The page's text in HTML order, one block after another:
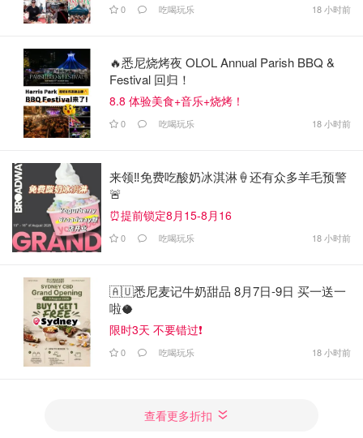
0 吃喝玩乐 18 小时前
🔥悉尼烧烤夜 OLOL Annual Parish BBQ &
Festival 回归！
8.8 体验美食+音乐+烧烤！
0 吃喝玩乐 18 小时前
来领‼️免费吃酸奶冰淇淋🍦还有众多羊毛预警
🚨
⏰提前锁定8月15-8月16
0 吃喝玩乐 18 小时前
🇦🇺悉尼麦记牛奶甜品 8月7日-9日 买一送一
啦🥥
限时3天 不要错过❗️
0 吃喝玩乐 18 小时前
查看更多折扣